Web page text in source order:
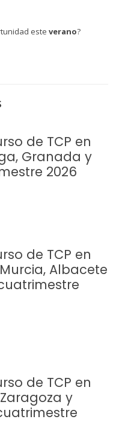
este verano?
de TCP en
Granada y
2026
de TCP en
Albacete
de TCP en
y